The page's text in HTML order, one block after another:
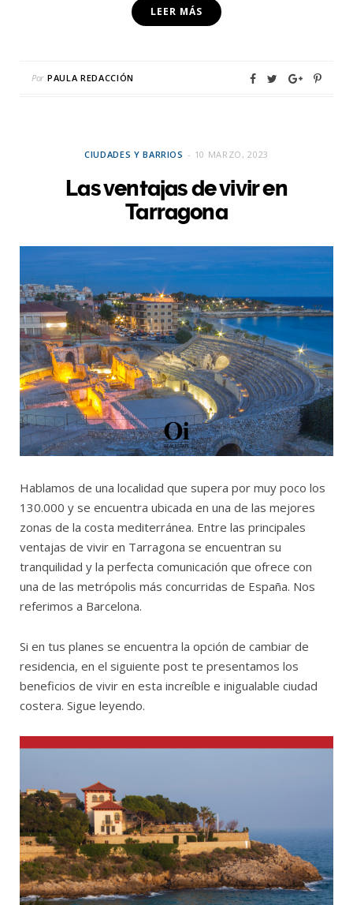
LEER MÁS
Por PAULA REDACCIÓN
CIUDADES Y BARRIOS 10 MARZO, 2023
Las ventajas de vivir en
Tarragona
Hablamos de una localidad que supera por muy poco los
130.000 y se encuentra ubicada en una de las mejores
zonas de la costa mediterránea. Entre las principales
ventajas de vivir en Tarragona se encuentran su
tranquilidad y la perfecta comunicación que ofrece con
una de las metrópolis más concurridas de España. Nos
referimos a Barcelona.
Si en tus planes se encuentra la opción de cambiar de
residencia, en el siguiente post te presentamos los
beneficios de vivir en esta increíble e inigualable ciudad
costera. Sigue leyendo.